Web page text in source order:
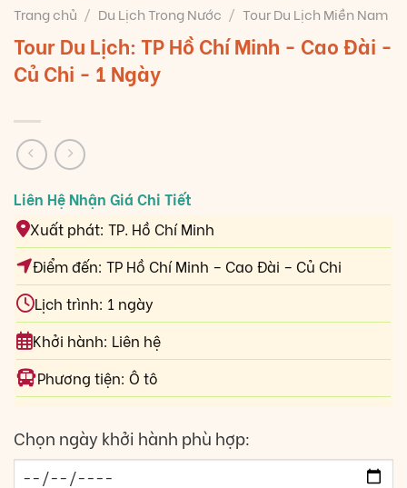
Trang chủ / Du Lịch Trong Nước / Tour Du Lịch Miền Nam
Tour Du Lịch: TP Hồ Chí Minh - Cao Đài -
Củ Chi - 1 Ngày
Xuất phát: TP. Hồ Chí Minh
Điểm đến: TP Hồ Chí Minh – Cao Đài – Củ Chi
Lịch trình: 1 ngày
Khởi hành: Liên hệ
Phương tiện: Ô tô
Chọn ngày khởi hành phù hợp: